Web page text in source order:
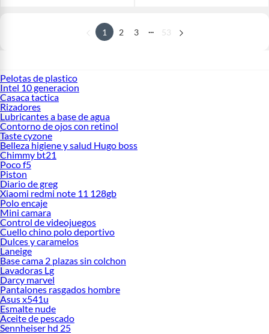
1 2 3 53
Pelotas de plastico
Intel 10 generacion
Casaca tactica
Rizadores
Lubricantes a base de agua
Contorno de ojos con retinol
Taste cyzone
Belleza higiene y salud Hugo boss
Chimmy bt21
Poco f5
Piston
Diario de greg
Xiaomi redmi note 11 128gb
Polo encaje
Mini camara
Control de videojuegos
Cuello chino polo deportivo
Dulces y caramelos
Laneige
Base cama 2 plazas sin colchon
Lavadoras Lg
Darcy marvel
Pantalones rasgados hombre
Asus x541u
Esmalte nude
Aceite de pescado
Sennheiser hd 25